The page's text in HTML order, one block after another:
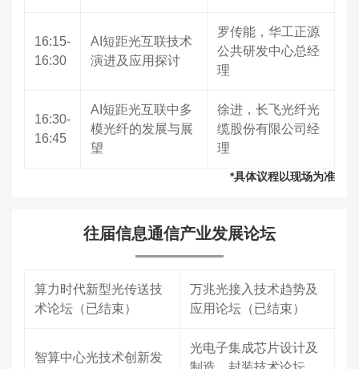
16:15-
16:30
AI短距光互联技术
演进及应用探讨
罗传能，华工正源
公共研发中心总经
理
16:30-
16:45
AI短距光互联中多
模光纤的发展与展
望
徐进，长飞光纤光
缆股份有限公司经
理
*具体议程以现场为准
往届信息通信产业发展论坛
算力时代新型光传送技
术论坛（已结束）
万兆光接入技术趋势及
应用论坛（已结束）
智算中心光技术创新发
光电子集成芯片设计及